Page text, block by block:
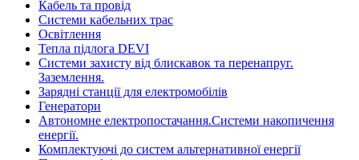
Кабель та провід
Системи кабельних трас
Освітлення
Тепла підлога DEVI
Системи захисту від блискавок та перенапруг.
Заземлення.
Зарядні станції для електромобілів
Генератори
Автономне електропостачання.Системи накопичення
енергії.
Комплектуючі до систем альтернативної енергії